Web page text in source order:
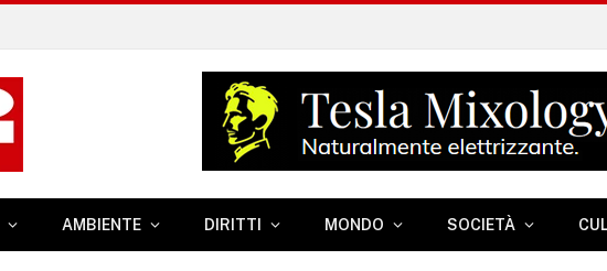
AMBIENTE DIRITTI MONDO SOCIETÀ